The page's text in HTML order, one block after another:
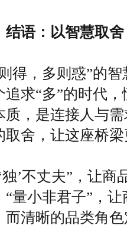
结语：以智慧取
得，多则惑”的
追求“多”的时代
质，是连接人与
取舍，让这座桥
独’不丈夫”，让
“量小非君子”，
而清晰的品类角